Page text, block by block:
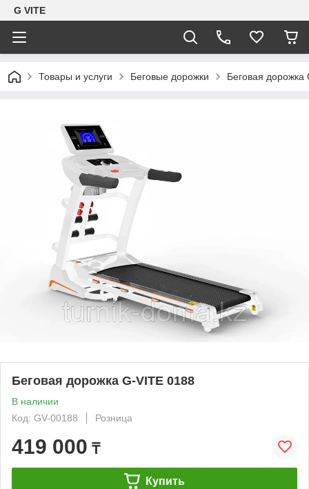
G VITE
Товары и услуги Беговые дорожки Беговая дорожка
Беговая дорожка G-VITE 0188
В наличии
Код: GV-00188
Розница
419 000 ₸
Купить